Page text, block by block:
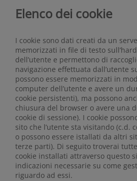
Elenco dei cookie
I cookie sono dati creati da un
memorizzati in file di testo
dell’utente e permettono di
navigazione effettuata dall’utente
possono essere memorizzati in
computer dell’utente e avere un
cookie persistenti), ma possono
chiusura del browser o avere una
cookie di sessione). I cookie
sito che l’utente sta visitando (c.d.
o possono essere istallati da altri
terze parti). Di seguito troverai
cookie installati attraverso questo
indicazioni necessarie su come
riguardo ad essi.